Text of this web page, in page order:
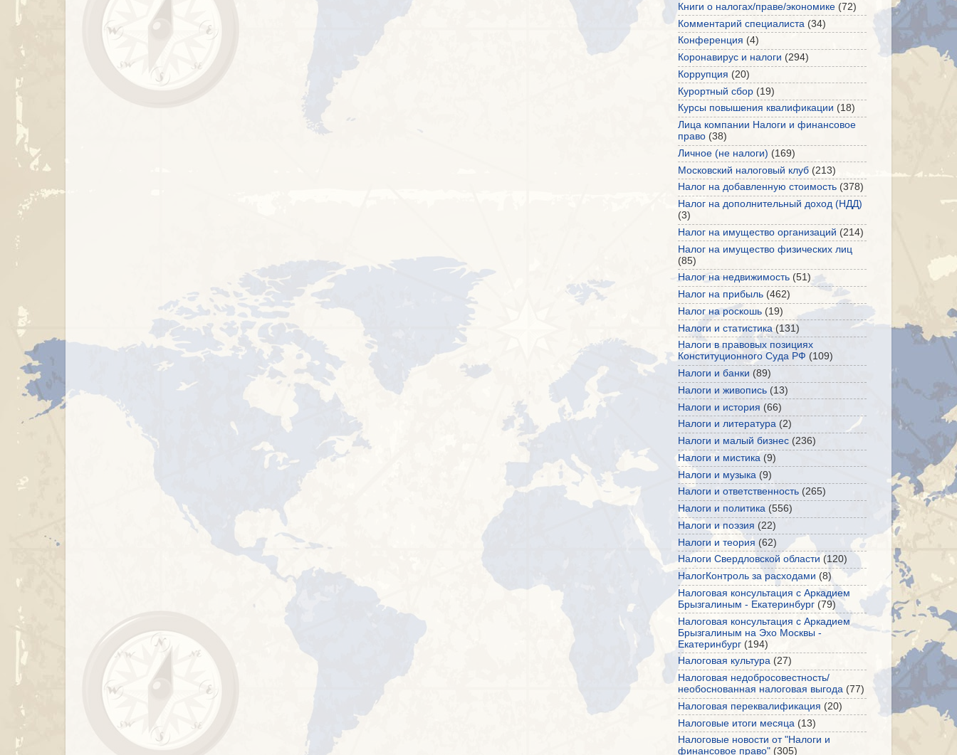
Книги о налогах/праве/экономике (72)
Комментарий специалиста (34)
Конференция (4)
Коронавирус и налоги (294)
Коррупция (20)
Курортный сбор (19)
Курсы повышения квалификации (18)
Лица компании Налоги и финансовое
право (38)
Личное (не налоги) (169)
Московский налоговый клуб (213)
Налог на добавленную стоимость (378)
Налог на дополнительный доход (НДД)
(3)
Налог на имущество организаций (214)
Налог на имущество физических лиц
(85)
Налог на недвижимость (51)
Налог на прибыль (462)
Налог на роскошь (19)
Налоги и статистика (131)
Налоги в правовых позициях
Конституционного Суда РФ (109)
Налоги и банки (89)
Налоги и живопись (13)
Налоги и история (66)
Налоги и литература (2)
Налоги и малый бизнес (236)
Налоги и мистика (9)
Налоги и музыка (9)
Налоги и ответственность (265)
Налоги и политика (556)
Налоги и поэзия (22)
Налоги и теория (62)
Налоги Свердловской области (120)
НалогКонтроль за расходами (8)
Налоговая консультация с Аркадием
Брызгалиным - Екатеринбург (79)
Налоговая консультация с Аркадием
Брызгалиным на Эхо Москвы -
Екатеринбург (194)
Налоговая культура (27)
Налоговая недобросовестность/
необоснованная налоговая выгода (77)
Налоговая переквалификация (20)
Налоговые итоги месяца (13)
Налоговые новости от "Налоги и
финансовое право" (305)